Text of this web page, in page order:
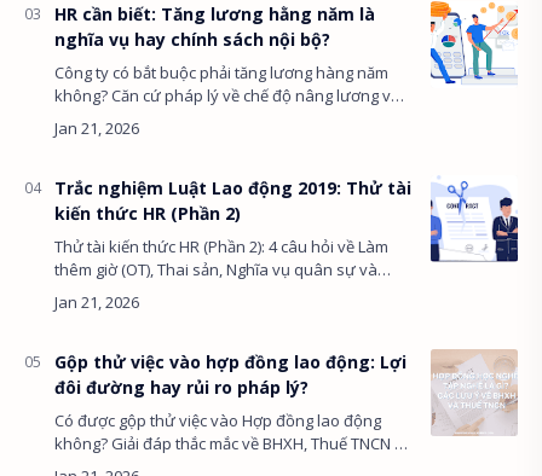
HR cần biết: Tăng lương hằng năm là
nghĩa vụ hay chính sách nội bộ?
Công ty có bắt buộc phải tăng lương hàng năm
không? Căn cứ pháp lý về chế độ nâng lương và
2019. @import url('…
Trắc nghiệm Luật Lao động 2019: Thử tài
kiến thức HR (Phần 2)
Thử tài kiến thức HR (Phần 2): 4 câu hỏi về Làm
thêm giờ (OT), Thai sản, Nghĩa vụ quân sự và
@import url('https:…
Gộp thử việc vào hợp đồng lao động: Lợi
đôi đường hay rủi ro pháp lý?
Có được gộp thử việc vào Hợp đồng lao động
không? Giải đáp thắc mắc về BHXH, Thuế TNCN và